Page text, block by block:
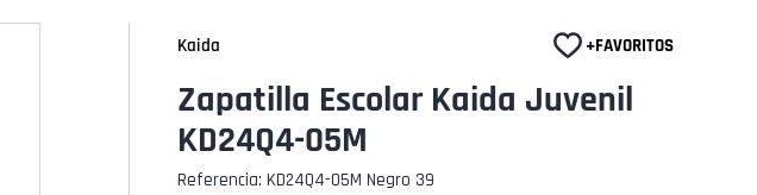
Kaida
Zapatilla Escolar Kaida Juvenil
KD24Q4-05M
Referencia: KD24Q4-05M Negro 39